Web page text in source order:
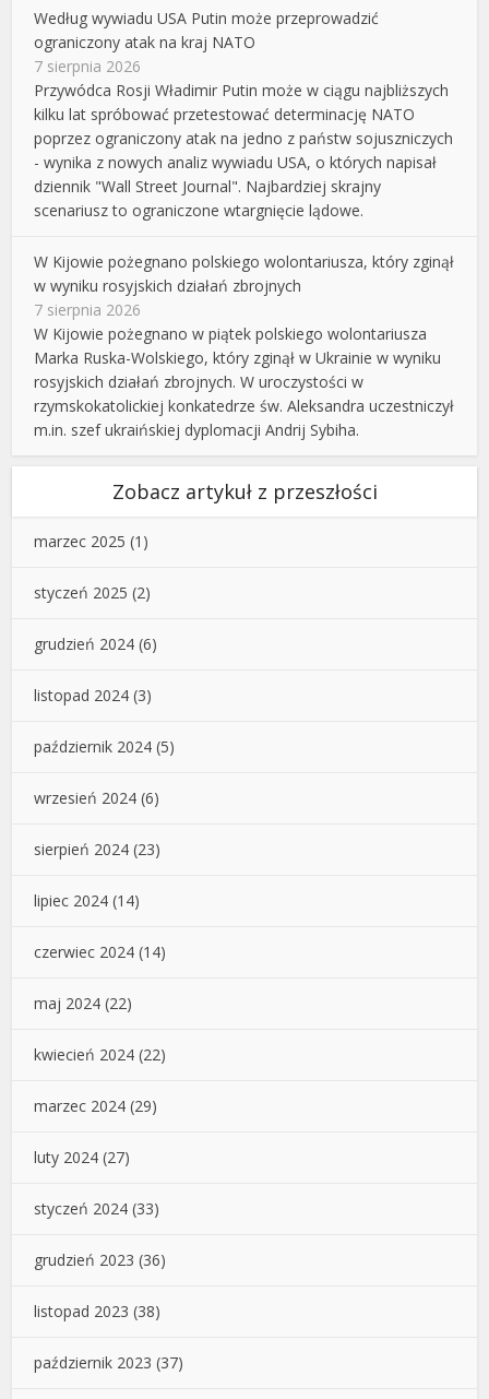
Według wywiadu USA Putin może przeprowadzić
ograniczony atak na kraj NATO
7 sierpnia 2026
Przywódca Rosji Władimir Putin może w ciągu najbliższych
kilku lat spróbować przetestować determinację NATO
poprzez ograniczony atak na jedno z państw sojuszniczych
- wynika z nowych analiz wywiadu USA, o których napisał
dziennik "Wall Street Journal". Najbardziej skrajny
scenariusz to ograniczone wtargnięcie lądowe.
W Kijowie pożegnano polskiego wolontariusza, który zginął
w wyniku rosyjskich działań zbrojnych
7 sierpnia 2026
W Kijowie pożegnano w piątek polskiego wolontariusza
Marka Ruska-Wolskiego, który zginął w Ukrainie w wyniku
rosyjskich działań zbrojnych. W uroczystości w
rzymskokatolickiej konkatedrze św. Aleksandra uczestniczył
m.in. szef ukraińskiej dyplomacji Andrij Sybiha.
Zobacz artykuł z przeszłości
marzec 2025 (1)
styczeń 2025 (2)
grudzień 2024 (6)
listopad 2024 (3)
październik 2024 (5)
wrzesień 2024 (6)
sierpień 2024 (23)
lipiec 2024 (14)
czerwiec 2024 (14)
maj 2024 (22)
kwiecień 2024 (22)
marzec 2024 (29)
luty 2024 (27)
styczeń 2024 (33)
grudzień 2023 (36)
listopad 2023 (38)
październik 2023 (37)